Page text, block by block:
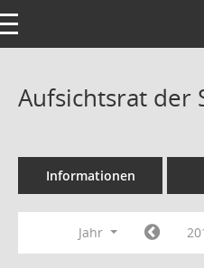
navigation
Aufsichtsrat der
Informationen
Jahr